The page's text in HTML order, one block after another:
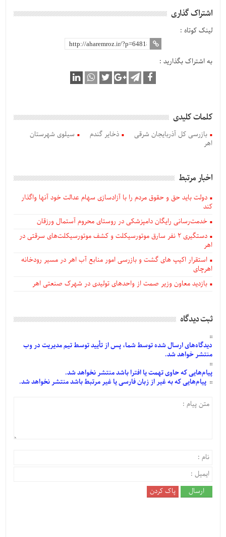
اشتراک گذاری
لینک کوتاه :
به اشتراک بگذارید :
کلمات کلیدی
بازرسی کل آذربایجان شرقی ذخایر گندم
سیلوی شهرستان
اهر
اخبار مرتبط
دولت باید حق و حقوق مردم را با آزادسازی سهام عدالت خود آنها واگذار
کند
خدمت‌رسانی رایگان دامپزشکی در روستای محروم آستمال ورزقان
دستگيری ۲ نفر سارق موتورسیکلت و کشف موتورسیکلت‌های سرقتی در
اهر
استقرار اکیپ های گشت و بازرسی امور منابع آب اهر در مسیر رودخانه
اهرچای
بازدید معاون وزیر صمت از واحدهای تولیدی در شهرک صنعتی اهر
ثبت دیدگاه
دیدگاه‌هایارسالشدهتوسط شما، پس ازتأییدتوسط تیم مدیریت در وب
منتشر خواهد شد.
پیام‌هاییکه حاوی تهمت یا افترا باشد منتشر نخواهد شد.
پیام‌هاییکه به غیر از زبان فارسی یا غیر مرتبط باشد منتشر نخواهد شد.